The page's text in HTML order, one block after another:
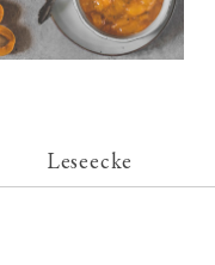
Leseecke